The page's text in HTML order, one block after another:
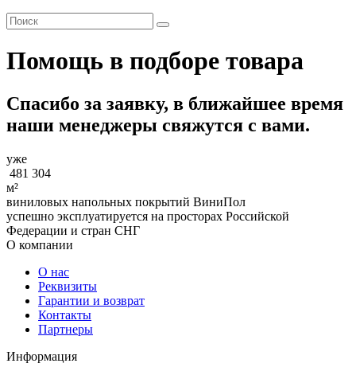
Помощь в подборе товара
Спасибо за заявку, в ближайшее время
наши менеджеры свяжутся с вами.
уже
481 304
м²
виниловых напольных покрытий ВиниПол
успешно эксплуатируется на просторах Российской
Федерации и стран СНГ
О компании
О нас
Реквизиты
Гарантии и возврат
Контакты
Партнеры
Информация